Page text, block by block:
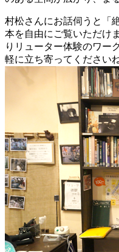
村松さんにお話伺うと「
本を自由にご覧いただけ
りリューター体験のワー
軽に立ち寄ってください